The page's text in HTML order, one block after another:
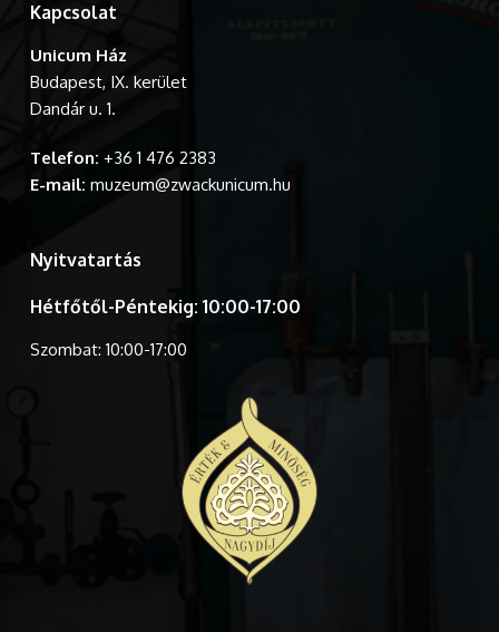
Kapcsolat
Unicum Ház
Budapest, IX. kerület
Dandár u. 1.
Telefon: +36 1 476 2383
E-mail: muzeum@zwackunicum.hu
Nyitvatartás
Hétfőtől-Péntekig: 10:00-17:00
Szombat: 10:00-17:00